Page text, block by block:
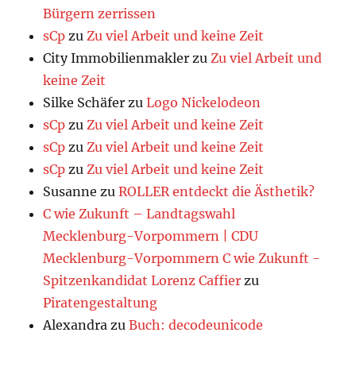
Bürgern zerrissen
sCp zu Zu viel Arbeit und keine Zeit
City Immobilienmakler zu Zu viel Arbeit und
keine Zeit
Silke Schäfer zuLogo Nickelodeon
sCp zu Zu viel Arbeit und keine Zeit
sCp zu Zu viel Arbeit und keine Zeit
sCp zu Zu viel Arbeit und keine Zeit
Susanne zuROLLER entdeckt die Ästhetik?
C wie Zukunft – Landtagswahl
Mecklenburg-Vorpommern | CDU
Mecklenburg-Vorpommern C wie Zukunft -
Spitzenkandidat Lorenz Caffier zu
Piratengestaltung
Alexandra zuBuch: decodeunicode